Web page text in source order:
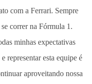
com a Ferrari. Sempre
correr na Fórmula 1.
minhas expectativas
representar esta equipe é
aproveitando nossa